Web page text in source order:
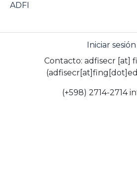
ADFI
Iniciar sesión
Contacto: adfisecr [at]
(+598) 2714-2714